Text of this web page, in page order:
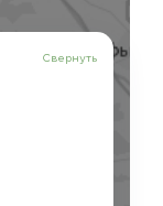
Свернуть